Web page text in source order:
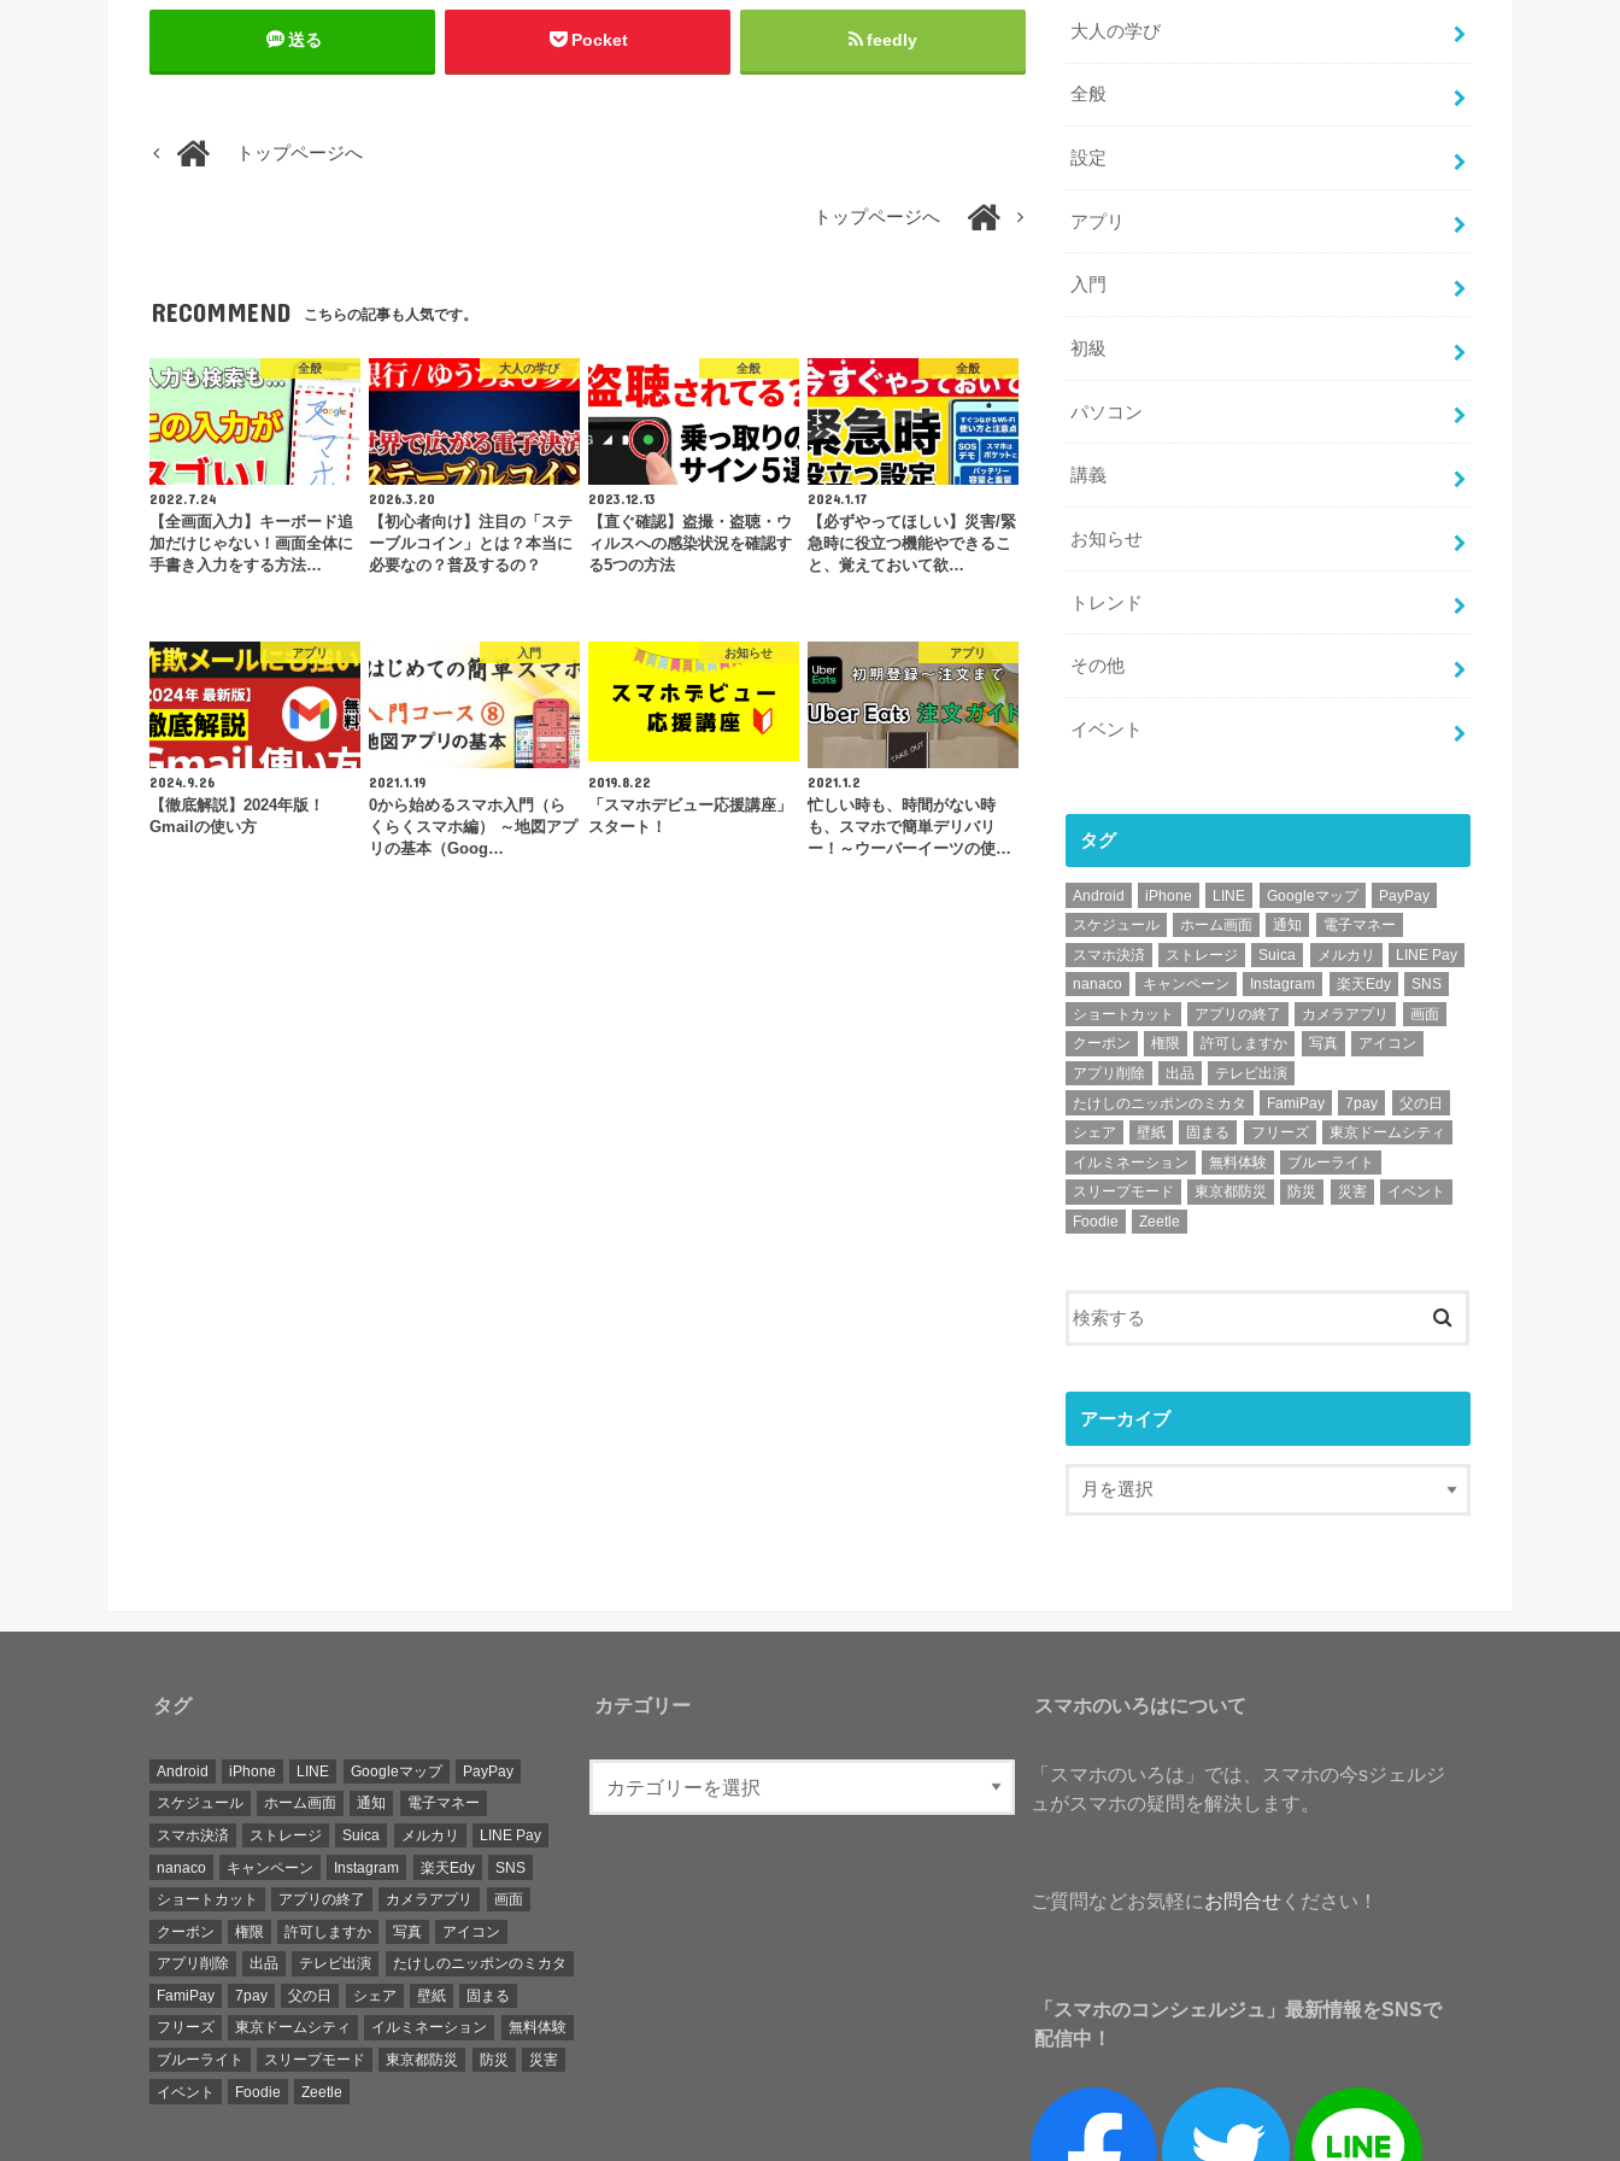
送る Pocket feedly
トップページへ
トップページへ
RECOMMEND こちらの記事も人気です。
全般
2022.7.24
【全画面入力】キーボード追
加だけじゃない！画面全体に
手書き入力をする方法…
大人の学び
2026.3.20
【初心者向け】注目の「ステ
ーブルコイン」とは？本当に
必要なの？普及するの？
全般
2023.12.13
【直ぐ確認】盗撮・盗聴・ウ
ィルスへの感染状況を確認す
る5つの方法
全般
2024.1.17
【必ずやってほしい】災害/緊
急時に役立つ機能やできるこ
と、覚えておいて欲…
アプリ
2024.9.26
【徹底解説】2024年版！
Gmailの使い方
入門
2021.1.19
0から始めるスマホ入門（ら
くらくスマホ編） ～地図アプ
リの基本（Goog…
お知らせ
2019.8.22
「スマホデビュー応援講座」
スタート！
アプリ
2021.1.2
忙しい時も、時間がない時
も、スマホで簡単デリバリ
ー！～ウーバーイーツの使…
大人の学び
全般
設定
アプリ
入門
初級
パソコン
講義
お知らせ
トレンド
その他
イベント
タグ
Android iPhone LINE Googleマップ
PayPay
スケジュール
ホーム画面 通知
電子マネー
スマホ決済
ストレージ Suica メルカリ
LINE Pay
nanaco
キャンペーン Instagram 楽天Edy
SNS
ショートカット
アプリの終了 カメラアプリ
画面
クーポン
権限 許可しますか 写真
アイコン
アプリ削除
出品
テレビ出演
たけしのニッポンのミカタ
FamiPay 7pay
父の日
シェア
壁紙 固まる フリーズ
東京ドームシティ
イルミネーション
無料体験
ブルーライト
スリープモード
東京都防災 防災 災害
イベント
Foodie
Zeetle
アーカイブ
タグ
Android iPhone LINE Googleマップ
PayPay
スケジュール
ホーム画面 通知
電子マネー
スマホ決済
ストレージ Suica メルカリ
LINE Pay
nanaco
キャンペーン Instagram 楽天Edy
SNS
ショートカット
アプリの終了 カメラアプリ
画面
クーポン
権限 許可しますか 写真
アイコン
アプリ削除
出品 テレビ出演
たけしのニッポンのミカタ
FamiPay
7pay 父の日 シェア 壁紙
固まる
フリーズ
東京ドームシティ イルミネーション
無料体験
ブルーライト
スリープモード 東京都防災 防災
災害
イベント
Foodie Zeetle
カテゴリー スマホのいろはについて
「スマホのいろは」では、スマホの今sジェルジ
ュがスマホの疑問を解決します。
ご質問などお気軽にお問合せください！
「スマホのコンシェルジュ」最新情報をSNSで
配信中！